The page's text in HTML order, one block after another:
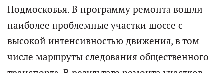
Подмосковья. В программу ремонта вошли
наиболее проблемные участки шоссе с
высокой интенсивностью движения, в том
числе маршруты следования общественного